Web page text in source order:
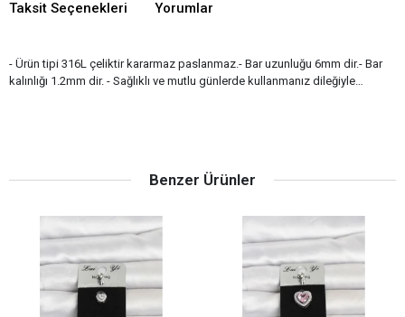
Taksit Seçenekleri Yorumlar
- Ürün tipi 316L çeliktir kararmaz paslanmaz.- Bar uzunluğu 6mm dir.- Bar
kalınlığı 1.2mm dir. - Sağlıklı ve mutlu günlerde kullanmanız dileğiyle…
Benzer Ürünler